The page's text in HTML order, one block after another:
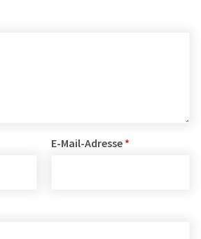
E-Mail-Adresse *